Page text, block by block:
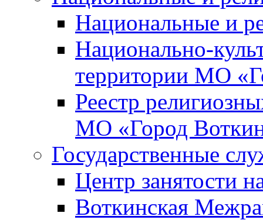
Национальные и
Национально-
территории МО
Реестр
МО «Город
Государственные
Центр занятости
Воткинская